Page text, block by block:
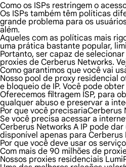
Como os ISPs restringem o
Os ISPs também têm políticas
grande problema para os
além.
Aqueles com as políticas mais
uma prática bastante popular,
Portanto, ser capaz de
proxies de Cerberus Networks.
Como garantimos que você vai
Nosso pool de proxy residencial
e bloqueio de IP. Você pode
Oferecemos filtragem ISP, para
qualquer abuso e preservar a
Por que você precisariaCerberus
Se você precisa acessar a
Cerberus Networks A IP pode
disponível apenas para Cerberus
Por que você deve usar os
Com mais de 90 milhões de
Nossos proxies residenciais